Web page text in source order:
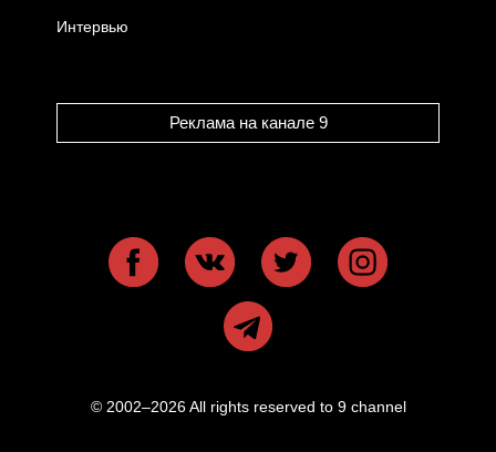
Интервью
Реклама на канале 9
© 2002–2026 All rights reserved to 9 channel